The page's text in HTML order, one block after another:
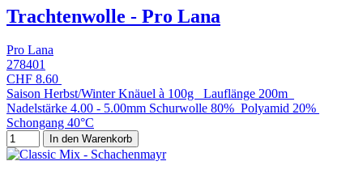
Trachtenwolle - Pro Lana
Pro Lana
278401
CHF 8.60
Saison Herbst/Winter Knäuel à 100g Lauflänge 200m
Nadelstärke 4.00 - 5.00mm Schurwolle 80% Polyamid 20%
Schongang 40°C
In den Warenkorb